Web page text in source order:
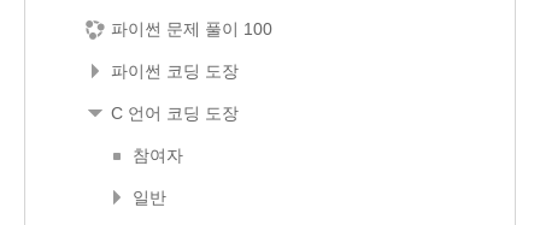
파이썬 문제 풀이 100
파이썬 코딩 도장
C 언어 코딩 도장
참여자
일반